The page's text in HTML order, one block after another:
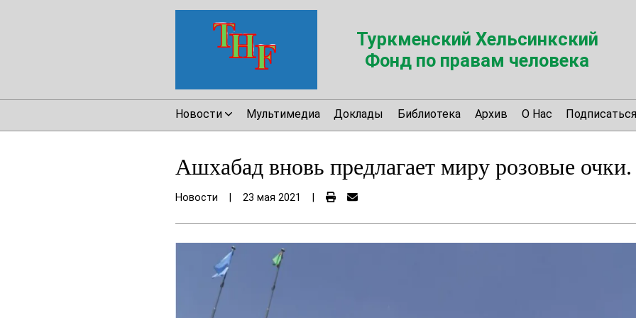
Туркменский Хельсинкский
Фонд по правам человека
Новости Мультимедиа Доклады Библиотека Архив О Нас
Ашхабад вновь предлагает миру розовые очки.
Новости 23 мая 2021